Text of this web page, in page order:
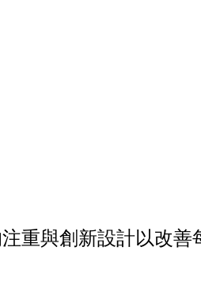
重與創新設計以改善